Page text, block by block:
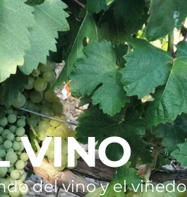
VINO
del vino y el viñedo